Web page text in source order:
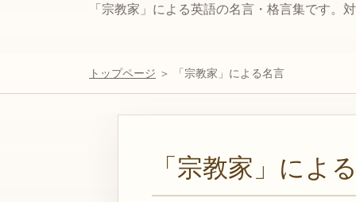
「宗教家」による英語の名言・格言集です。
トップページ ＞ 「宗教家」による名言
「宗教家」によ